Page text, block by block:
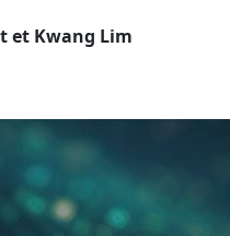
et Kwang Lim